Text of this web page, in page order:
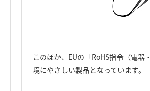
このほか、EUの「RoHS指令（電
境にやさしい製品となっています。